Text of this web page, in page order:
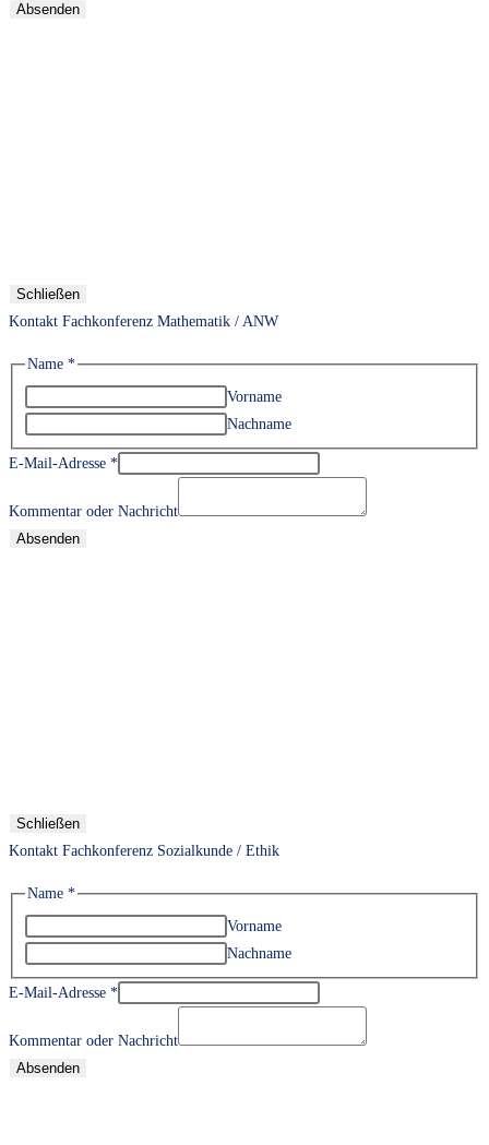
Absenden
Schließen
Kontakt Fachkonferenz Mathematik / ANW
Name *
Vorname
Nachname
E-Mail-Adresse *
Kommentar oder Nachricht
Absenden
Schließen
Kontakt Fachkonferenz Sozialkunde / Ethik
Name *
Vorname
Nachname
E-Mail-Adresse *
Kommentar oder Nachricht
Absenden